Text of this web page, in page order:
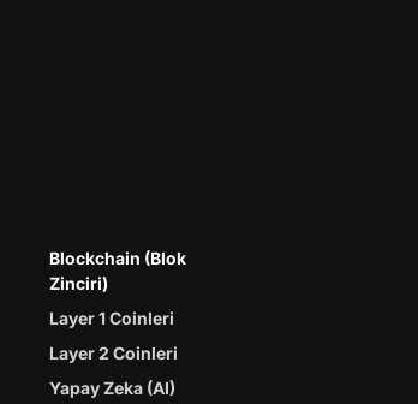
Blockchain (Blok
Zinciri)
Layer 1 Coinleri
Layer 2 Coinleri
Yapay Zeka (AI)